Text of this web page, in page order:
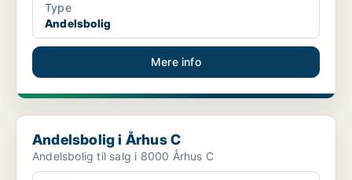
Type
Andelsbolig
Mere info
Andelsbolig i Århus C
Andelsbolig i Århus C
Andelsbolig til salg i 8000 Århus C